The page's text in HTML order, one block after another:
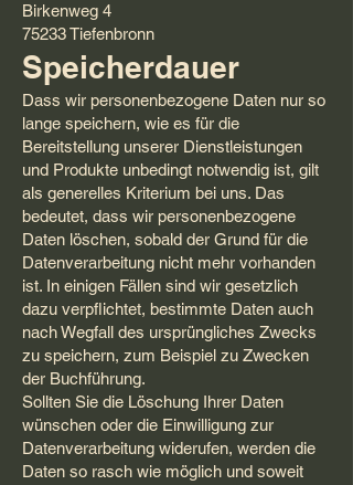
Birkenweg 4
75233 Tiefenbronn
Speicherdauer
Dass wir personenbezogene Daten nur so
lange speichern, wie es für die
Bereitstellung unserer Dienstleistungen
und Produkte unbedingt notwendig ist, gilt
als generelles Kriterium bei uns. Das
bedeutet, dass wir personenbezogene
Daten löschen, sobald der Grund für die
Datenverarbeitung nicht mehr vorhanden
ist. In einigen Fällen sind wir gesetzlich
dazu verpflichtet, bestimmte Daten auch
nach Wegfall des ursprüngliches Zwecks
zu speichern, zum Beispiel zu Zwecken
der Buchführung.
Sollten Sie die Löschung Ihrer Daten
wünschen oder die Einwilligung zur
Datenverarbeitung widerufen, werden die
Daten so rasch wie möglich und soweit